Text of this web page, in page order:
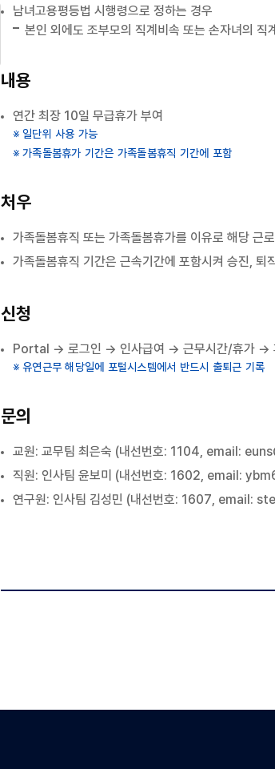
남녀고용평등법 시행령으로 정하는 경우
본인 외에도 조부모의 직계비속 또는 손자녀의 직
내용
연간 최장 10일 무급휴가 부여
일단위 사용 가능
가족돌봄휴가 기간은 가족돌봄휴직 기간에 포함
처우
가족돌봄휴직 또는 가족돌봄휴가를 이유로 해당 근
가족돌봄휴직 기간은 근속기간에 포함시켜 승진, 퇴
신청
Portal → 로그인 → 인사급여 → 근무시간/휴가 →
유연근무 해당일에 포털시스템에서 반드시 출퇴근 기록
문의
교원: 교무팀 최은숙 (내선번호: 1104, email:
직원: 인사팀 윤보미 (내선번호: 1602, email:
연구원: 인사팀 김성민 (내선번호: 1607, email: